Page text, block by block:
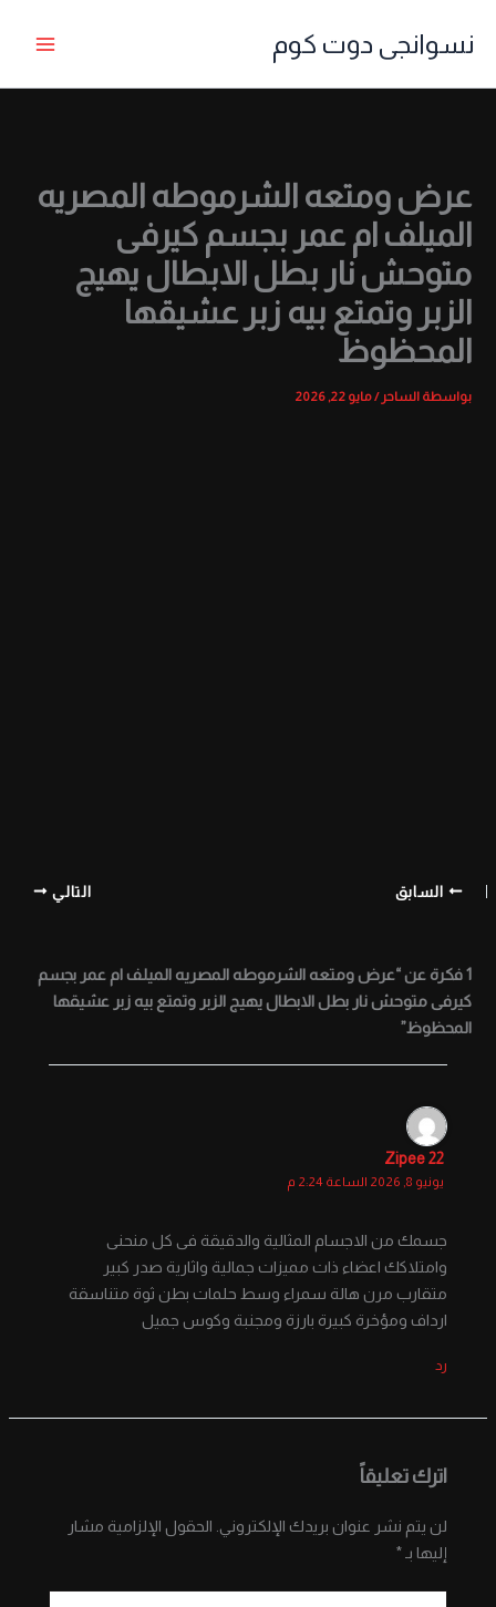
نسوانجى دوت كوم
عرض ومتعه الشرموطه المصريه
الميلف ام عمر بجسم كيرفى
متوحش نار بطل الابطال يهيج
الزبر وتمتع بيه زبر عشيقها
المحظوظ
بواسطة الساحر/مايو 22, 2026
السابق التالي
1 فكرة عن “عرض ومتعه الشرموطه المصريه الميلف ام عمر بجسم
كيرفى متوحش نار بطل الابطال يهيج الزبر وتمتع بيه زبر عشيقها
المحظوظ”
Zipee 22
يونيو 8, 2026 الساعة 2:24 م
جسمك من الاجسام المثالية والدقيقة فى كل منحنى
وامتلاكك اعضاء ذات مميزات جمالية واثارية صدر كبير
متقارب مرن هالة سمراء وسط حلمات بطن ثوة متناسقة
ارداف ومؤخرة كبيرة بارزة ومجنبة وكوس جميل
رد
اترك تعليقاً
لن يتم نشر عنوان بريدك الإلكتروني. الحقول الإلزامية مشار
إليها بـ*